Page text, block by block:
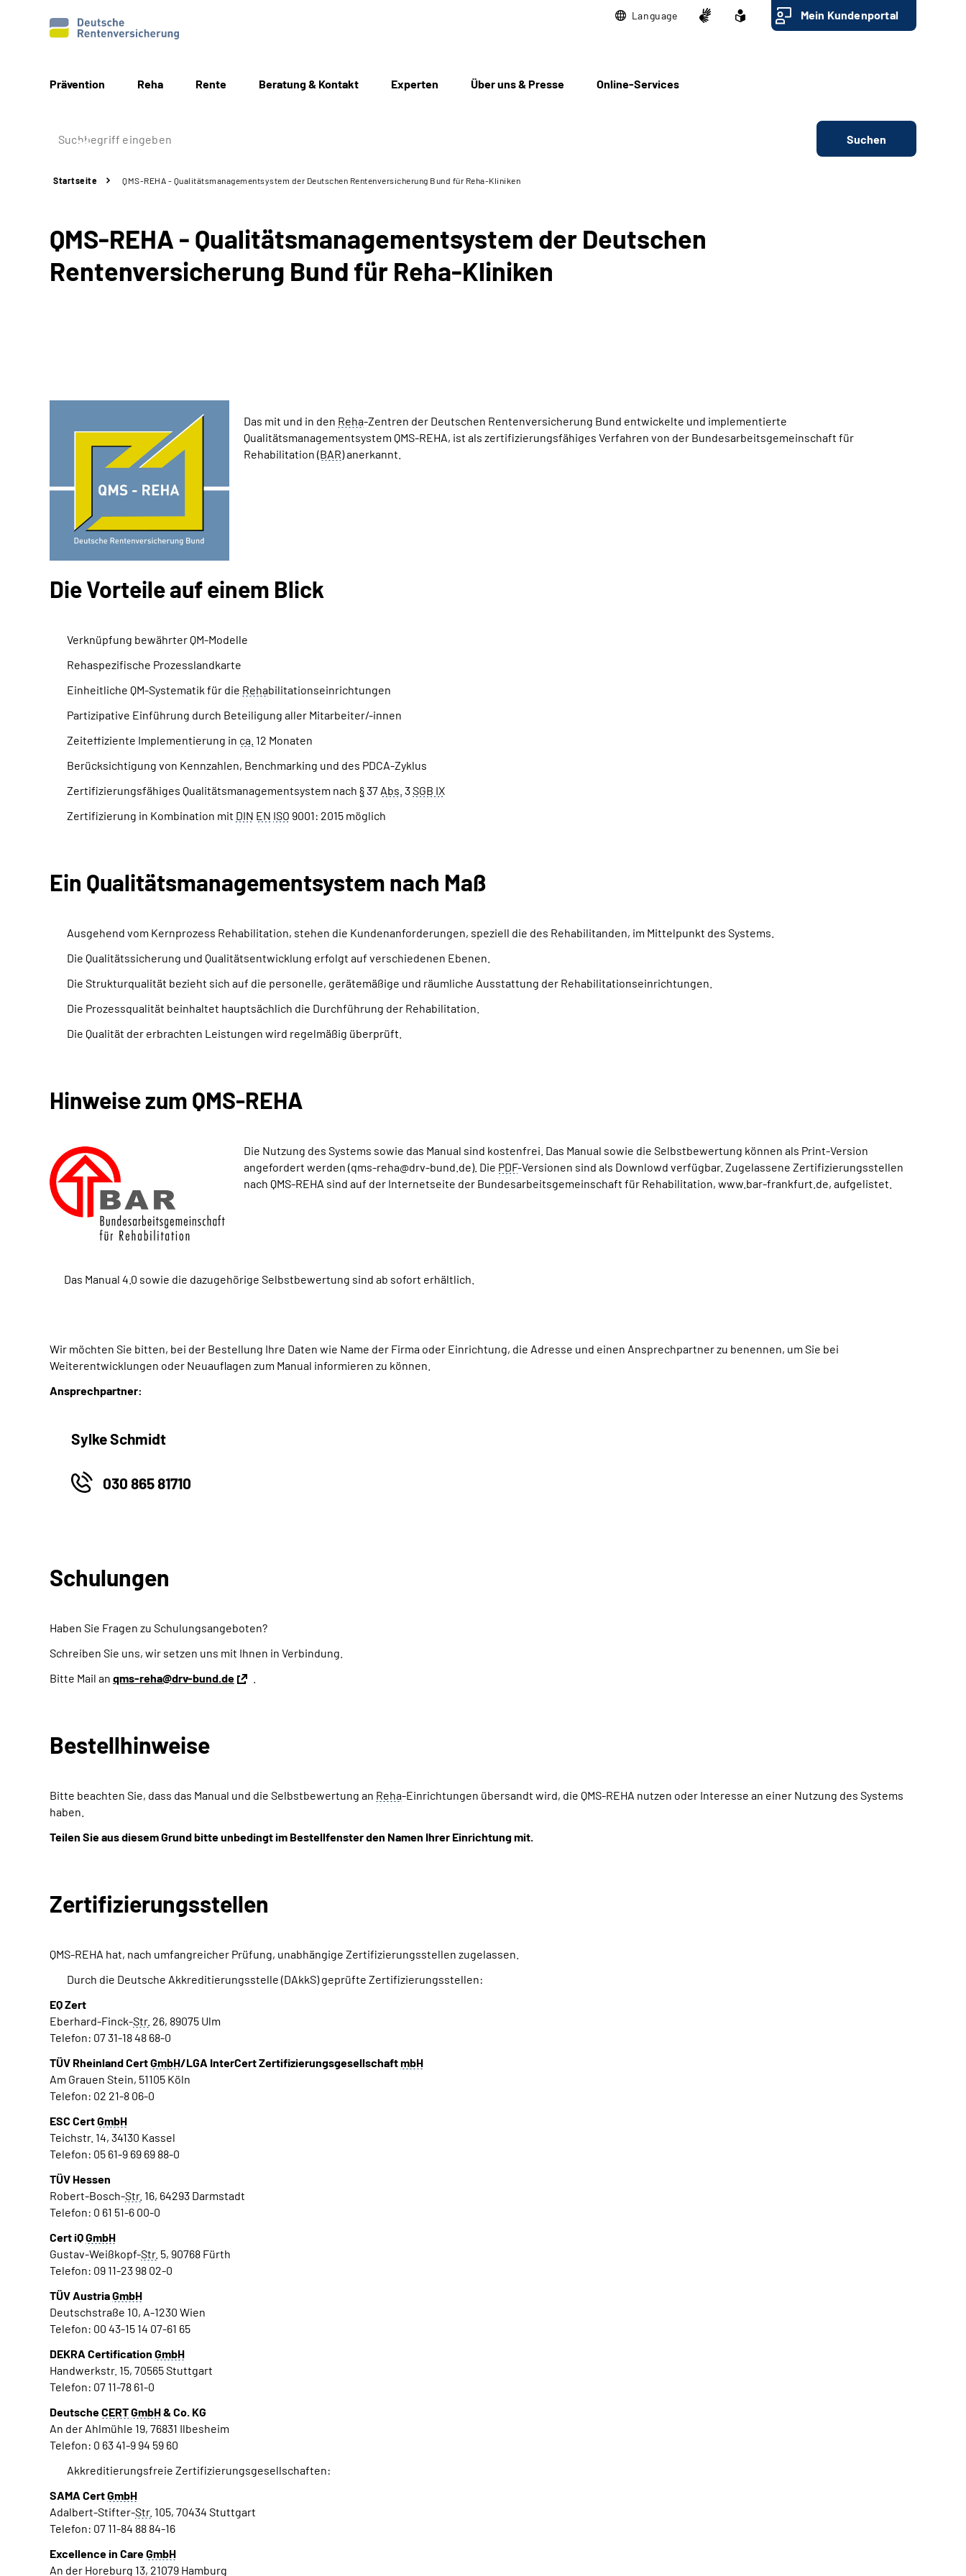
Language Mein Kundenportal
Prävention Reha Rente Beratung & Kontakt Experten Über uns & Presse Online-Services
Suchen
Startseite QMS-REHA - Qualitäts­management­system der Deutschen Rentenversicherung Bund für Reha-Kliniken
QMS-REHA - Qualitäts­management­system der Deutschen
Rentenversicherung Bund für Reha-Kliniken
Das mit und in den Reha-Zentren der Deutschen Rentenversicherung Bund entwickelte und implementierte
Qualitätsmanagementsystem QMS-REHA, ist als zertifizierungsfähiges Verfahren von der Bundesarbeitsgemeinschaft für
Rehabilitation (BAR) anerkannt.
Die Vorteile auf einem Blick
Verknüpfung bewährter QM-Modelle
Rehaspezifische Prozesslandkarte
Einheitliche QM-Systematik für die Rehabilitationseinrichtungen
Partizipative Einführung durch Beteiligung aller Mitarbeiter/-innen
Zeiteffiziente Implementierung in ca. 12 Monaten
Berücksichtigung von Kennzahlen, Benchmarking und des PDCA-Zyklus
Zertifizierungsfähiges Qualitätsmanagementsystem nach §37 Abs. 3SGB IX
Zertifizierung in Kombination mit DIN EN ISO 9001: 2015 möglich
Ein Qualitäts­management­system nach Maß
Ausgehend vom Kernprozess Rehabilitation, stehen die Kundenanforderungen, speziell die des Rehabilitanden, im Mittelpunkt des Systems.
Die Qualitätssicherung und Qualitätsentwicklung erfolgt auf verschiedenen Ebenen.
Die Strukturqualität bezieht sich auf die personelle, gerätemäßige und räumliche Ausstattung der Rehabilitationseinrichtungen.
Die Prozessqualität beinhaltet hauptsächlich die Durchführung der Rehabilitation.
Die Qualität der erbrachten Leistungen wird regelmäßig überprüft.
Hinweise zum QMS-REHA
Die Nutzung des Systems sowie das Manual sind kostenfrei. Das Manual sowie die Selbstbewertung können als Print-Version
angefordert werden (qms-reha@drv-bund.de). Die PDF-Versionen sind als Downlowd verfügbar. Zugelassene Zertifizierungsstellen
nach QMS-REHA sind auf der Internetseite der Bundesarbeitsgemeinschaft für Rehabilitation, www.bar-frankfurt.de, aufgelistet.
Das Manual 4.0 sowie die dazugehörige Selbstbewertung sind ab sofort erhältlich.
Wir möchten Sie bitten, bei der Bestellung Ihre Daten wie Name der Firma oder Einrichtung, die Adresse und einen Ansprechpartner zu benennen, um Sie bei
Weiterentwicklungen oder Neuauflagen zum Manual informieren zu können.
Ansprechpartner:
Sylke Schmidt
030 865 81710
Schulungen
Haben Sie Fragen zu Schulungsangeboten?
Schreiben Sie uns, wir setzen uns mit Ihnen in Verbindung.
Bitte Mail an qms-reha@drv-bund.de
Bestellhinweise
Bitte beachten Sie, dass das Manual und die Selbstbewertung an Reha-Einrichtungen übersandt wird, die QMS-REHA nutzen oder Interesse an einer Nutzung des Systems
haben.
Teilen Sie aus diesem Grund bitte unbedingt im Bestellfenster den Namen Ihrer Einrichtung mit.
Zertifizierungsstellen
QMS-REHA hat, nach umfangreicher Prüfung, unabhängige Zertifizierungsstellen zugelassen.
Durch die Deutsche Akkreditierungsstelle (DAkkS) geprüfte Zertifizierungsstellen:
EQ Zert
Eberhard-Finck-Str. 26, 89075 Ulm
Telefon: 07 31-18 48 68-0
TÜV Rheinland CertGmbH/LGA InterCert ZertifizierungsgesellschaftmbH
Am Grauen Stein, 51105 Köln
Telefon: 02 21-8 06-0
ESC CertGmbH
Teichstr. 14, 34130 Kassel
Telefon: 05 61-9 69 69 88-0
TÜV Hessen
Robert-Bosch-Str. 16, 64293 Darmstadt
Telefon: 0 61 51-6 00-0
Cert iQGmbH
Gustav-Weißkopf-Str. 5, 90768 Fürth
Telefon: 09 11-23 98 02-0
TÜV AustriaGmbH
Deutschstraße 10, A-1230 Wien
Telefon: 00 43-15 14 07-61 65
DEKRA Certification GmbH
Handwerkstr. 15, 70565 Stuttgart
Telefon: 07 11-78 61-0
DeutscheCERTGmbH& Co. KG
An der Ahlmühle 19, 76831 Ilbesheim
Telefon: 0 63 41-9 94 59 60
Akkreditierungsfreie Zertifizierungsgesellschaften:
SAMA CertGmbH
Adalbert-Stifter-Str. 105, 70434 Stuttgart
Telefon: 07 11-84 88 84-16
Excellence in CareGmbH
An der Horeburg 13, 21079 Hamburg